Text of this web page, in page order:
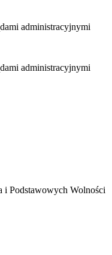
administracyjnymi
administracyjnymi
i Podstawowych Wolności